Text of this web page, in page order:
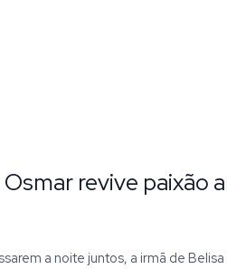
revive paixão
a noite juntos, a irmã de